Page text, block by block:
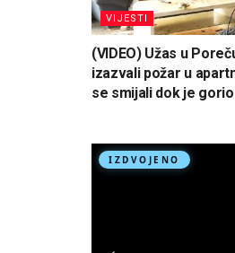
VIJESTI
(VIDEO) Užas u
izazvali požar u
se smijali dok je gorio